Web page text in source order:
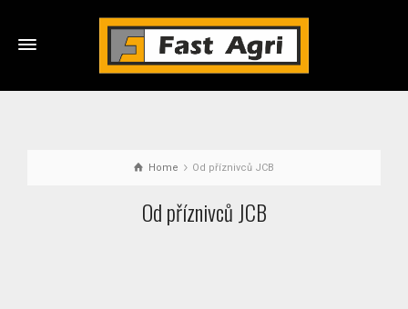
Home Od příznivců JCB
Od příznivců JCB